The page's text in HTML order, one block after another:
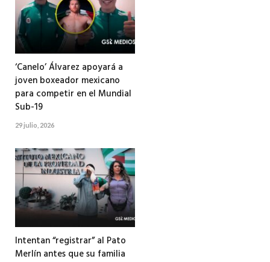
‘Canelo’ Álvarez apoyará a
joven boxeador mexicano
para competir en el Mundial
Sub-19
29 julio, 2026
Intentan “registrar” al Pato
Merlín antes que su familia